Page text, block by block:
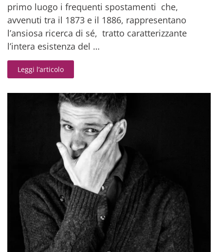
primo luogo i frequenti spostamenti che,
avvenuti tra il 1873 e il 1886, rappresentano
l’ansiosa ricerca di sé, tratto caratterizzante
l’intera esistenza del …
Leggi l’articolo